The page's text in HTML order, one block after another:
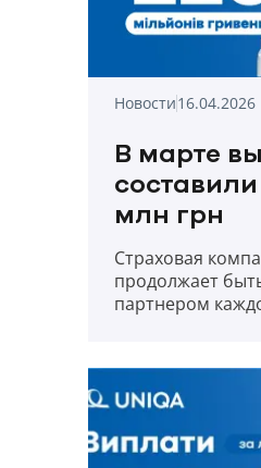
Новости16.04.2026
В марте
млн грн
Страховая
продолжает
партнером